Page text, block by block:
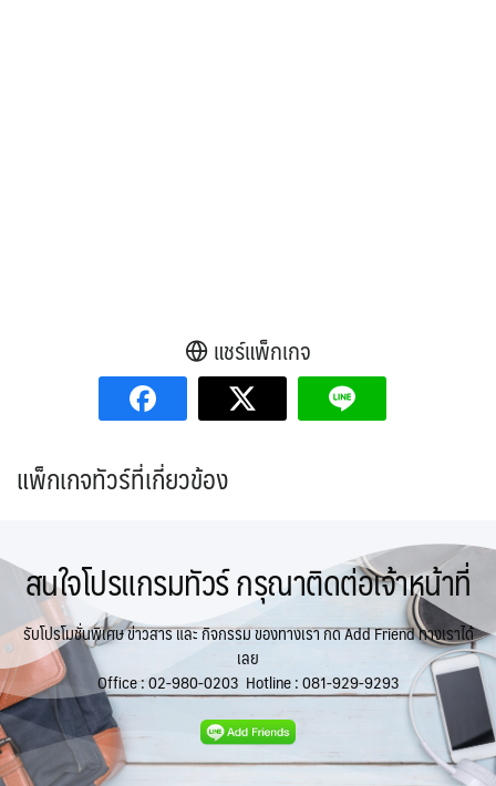
แชร์แพ็กเกจ
แพ็กเกจทัวร์ที่เกี่ยวข้อง
สนใจโปรแกรมทัวร์ กรุณาติดต่อเจ้าหน้าที่
รับโปรโมชั่นพิเศษ ข่าวสาร และ กิจกรรม ของทางเรา กด Add Friend ทางเราได้
เลย
Office :02-980-0203 Hotline :081-929-9293